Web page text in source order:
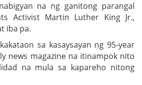
na ng ganitong parangal
Activist Martin Luther King Jr.,
iba pa.
sa kasaysayan ng 95-year
news magazine na itinampok nito
na mula sa kapareho nitong